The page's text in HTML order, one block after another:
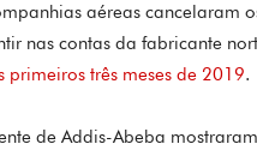
aéreas cancelaram
nas contas da fabricante
primeiros três meses de 2019.
de Addis-Abeba